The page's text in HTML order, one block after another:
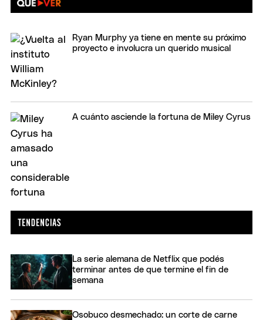
Ryan Murphy ya tiene en mente su próximo
proyecto e involucra un querido musical
A cuánto asciende la fortuna de Miley Cyrus
La serie alemana de Netflix que podés
terminar antes de que termine el fin de
semana
Osobuco desmechado: un corte de carne